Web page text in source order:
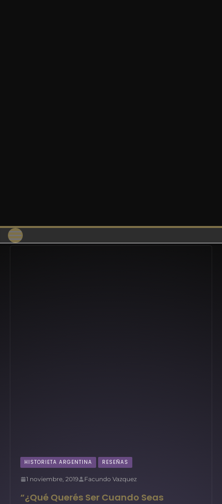
HISTORIETA ARGENTINA RESEÑAS
1 noviembre, 2019 Facundo Vazquez
“¿Qué Querés Ser Cuando Seas